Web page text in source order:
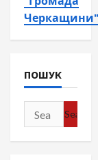
Черкащини"
ПОШУК
Search
for: